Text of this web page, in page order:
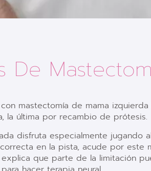
De
mastectomía de mama
la última por recambio de prótesis.
disfruta especialmente jugando
en la pista, acude por este
que parte de la limitación